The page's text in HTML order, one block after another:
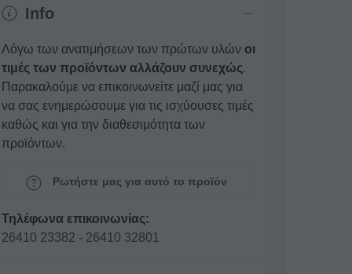
Info
Λόγω των ανατιμήσεων των πρώτων υλών οι
τιμές των προϊόντων αλλάζουν συνεχώς.
Παρακαλούμε να επικοινωνείτε μαζί μας για
να σας ενημερώσουμε για τις ισχύουσες τιμές
καθώς και για την διαθεσιμότητα των
προϊόντων.
Ρωτήστε μας για αυτό το προϊόν
Τηλέφωνα επικοινωνίας:
26410 23382 - 26410 32801